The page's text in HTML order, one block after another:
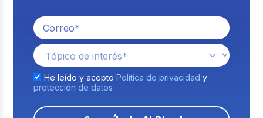
He leído y acepto Política de privacidad y
protección de datos